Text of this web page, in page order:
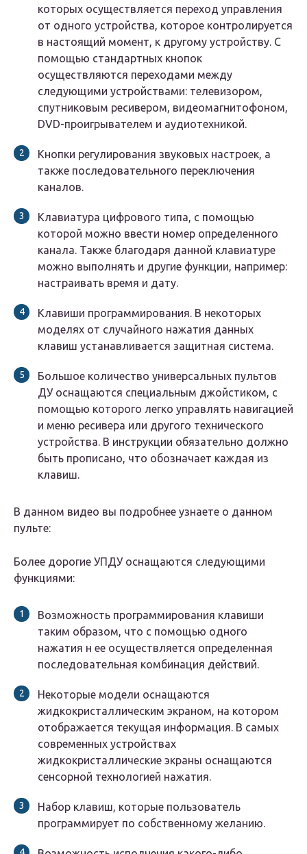
которых осуществляется переход управления
от одного устройства, которое контролируется
в настоящий момент, к другому устройству. С
помощью стандартных кнопок
осуществляются переходами между
следующими устройствами: телевизором,
спутниковым ресивером, видеомагнитофоном,
DVD-проигрывателем и аудиотехникой.
Кнопки регулирования звуковых настроек, а
также последовательного переключения
каналов.
Клавиатура цифрового типа, с помощью
которой можно ввести номер определенного
канала. Также благодаря данной клавиатуре
можно выполнять и другие функции, например:
настраивать время и дату.
Клавиши программирования. В некоторых
моделях от случайного нажатия данных
клавиш устанавливается защитная система.
Большое количество универсальных пультов
ДУ оснащаются специальным джойстиком, с
помощью которого легко управлять навигацией
и меню ресивера или другого технического
устройства. В инструкции обязательно должно
быть прописано, что обозначает каждая из
клавиш.
В данном видео вы подробнее узнаете о данном
пульте:
Более дорогие УПДУ оснащаются следующими
функциями:
Возможность программирования клавиши
таким образом, что с помощью одного
нажатия н ее осуществляется определенная
последовательная комбинация действий.
Некоторые модели оснащаются
жидкокристаллическим экраном, на котором
отображается текущая информация. В самых
современных устройствах
жидкокристаллические экраны оснащаются
сенсорной технологией нажатия.
Набор клавиш, которые пользователь
программирует по собственному желанию.